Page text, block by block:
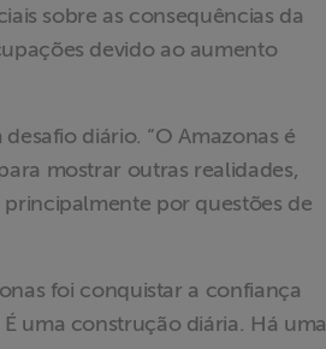
sobre as consequências da
devido ao aumento
diário. “O Amazonas é
mostrar outras realidades,
por questões de
foi conquistar a confiança
uma construção diária. Há uma